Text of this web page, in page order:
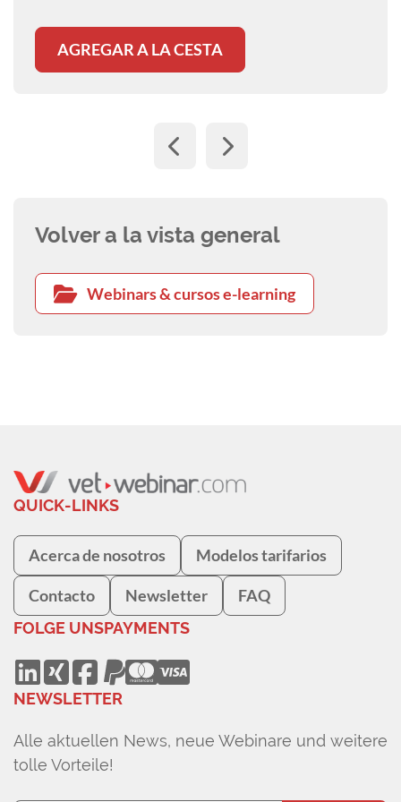
vaccinated cattle.
"Innovation Herdenimpfung im
Milchviehstall"
moderne Impfkonzepte schützen gegen BRSV,
AGREGAR A LA CESTA
Volver a la vista general
Webinars & cursos e-learning
QUICK-LINKS
Acerca de nosotros Modelos tarifarios
Contacto Newsletter FAQ
FOLGE UNSPAYMENTS
NEWSLETTER
Alle aktuellen News, neue Webinare und weitere
tolle Vorteile!